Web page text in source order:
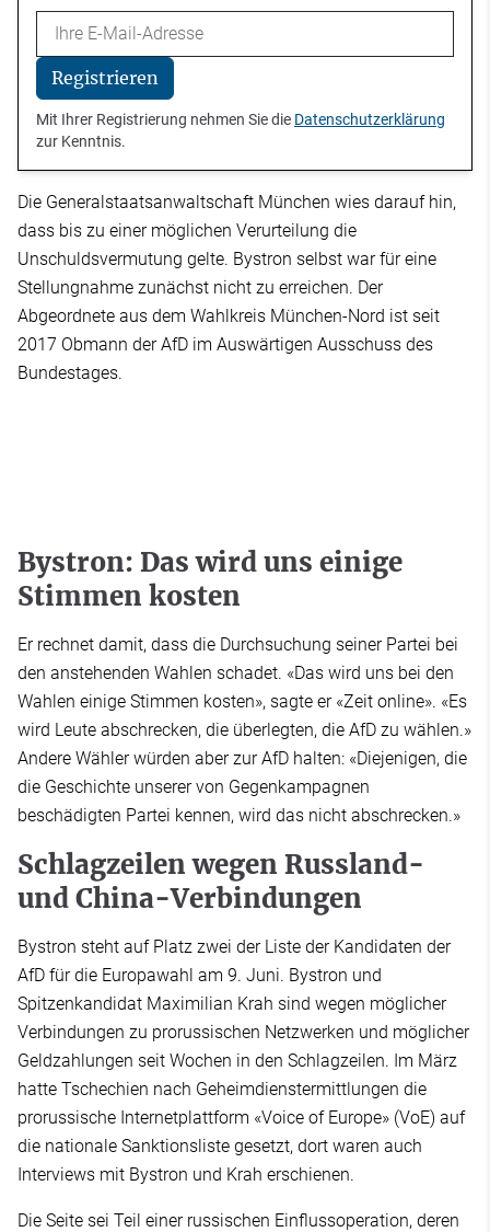
Email
Registrieren
Mit Ihrer Registrierung nehmen Sie die Datenschutzerklärung
zur Kenntnis.
Die Generalstaatsanwaltschaft München wies darauf hin,
dass bis zu einer möglichen Verurteilung die
Unschuldsvermutung gelte. Bystron selbst war für eine
Stellungnahme zunächst nicht zu erreichen. Der
Abgeordnete aus dem Wahlkreis München-Nord ist seit
2017 Obmann der AfD im Auswärtigen Ausschuss des
Bundestages.
Bystron: Das wird uns einige
Stimmen kosten
Er rechnet damit, dass die Durchsuchung seiner Partei bei
den anstehenden Wahlen schadet. «Das wird uns bei den
Wahlen einige Stimmen kosten», sagte er «Zeit online». «Es
wird Leute abschrecken, die überlegten, die AfD zu wählen.»
Andere Wähler würden aber zur AfD halten: «Diejenigen, die
die Geschichte unserer von Gegenkampagnen
beschädigten Partei kennen, wird das nicht abschrecken.»
Schlagzeilen wegen Russland-
und China-Verbindungen
Bystron steht auf Platz zwei der Liste der Kandidaten der
AfD für die Europawahl am 9. Juni. Bystron und
Spitzenkandidat Maximilian Krah sind wegen möglicher
Verbindungen zu prorussischen Netzwerken und möglicher
Geldzahlungen seit Wochen in den Schlagzeilen. Im März
hatte Tschechien nach Geheimdienstermittlungen die
prorussische Internetplattform «Voice of Europe» (VoE) auf
die nationale Sanktionsliste gesetzt, dort waren auch
Interviews mit Bystron und Krah erschienen.
Die Seite sei Teil einer russischen Einflussoperation, deren